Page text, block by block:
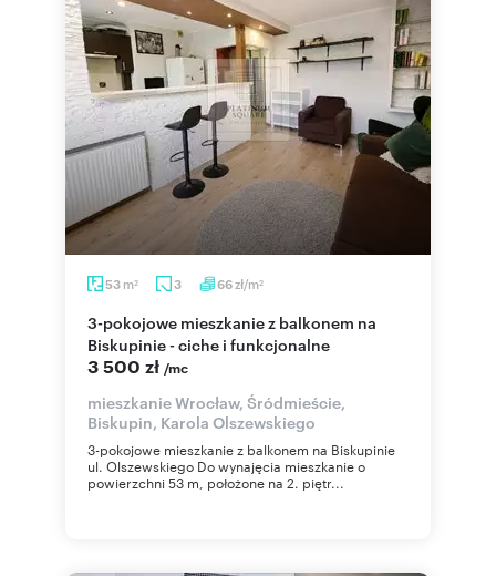
53 m2 3 66zł/m2
3-pokojowe mieszkanie z balkonem na
Biskupinie - ciche i funkcjonalne
3 500 zł /mc
mieszkanie Wrocław, Śródmieście,
Biskupin, Karola Olszewskiego
3-pokojowe mieszkanie z balkonem na Biskupinie
ul. Olszewskiego Do wynajęcia mieszkanie o
powierzchni 53 m, położone na 2. piętr...